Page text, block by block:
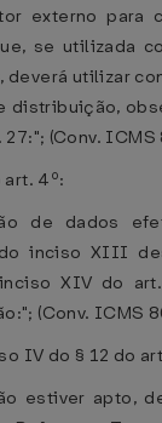
externo para
se utilizada
deverá utilizar
distribuição,
(Conv. ICMS
4º:
de dados
inciso XIII
XIV do
(Conv. ICMS
IV do § 12 do
estiver apto,